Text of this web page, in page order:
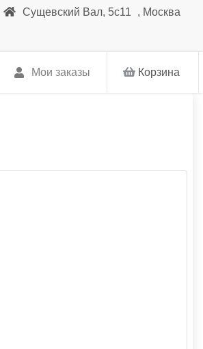
Сущевский Вал, 5с11 , Москва
Корзина
Мои заказы